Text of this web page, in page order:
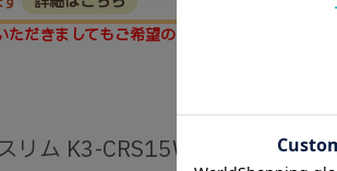
だきましてもご希望の日時でお届けできない
リム K3-CRS15WH ホワイト 送